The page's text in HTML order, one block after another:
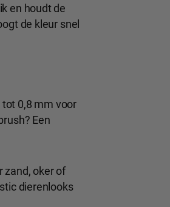
en houdt de
de kleur snel
0,8 mm voor
Een
zand, oker of
dierenlooks